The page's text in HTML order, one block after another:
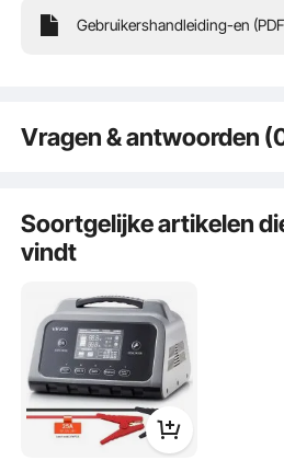
Gebruikershandleiding-en
Vragen & antwoorden
Is het product duurzaam? ...
Soortgelijke artikelen
vindt